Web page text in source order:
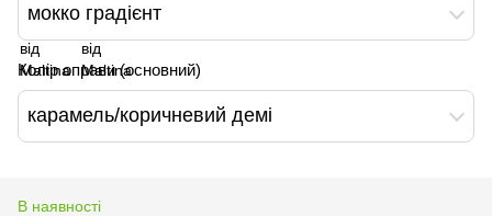
мокко градієнт
Колір оправи (основний)
карамель/коричневий демі
В наявності